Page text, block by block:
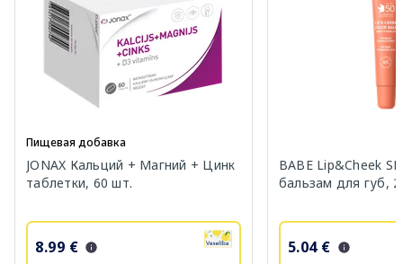
Пищевая добавка
JONAX Кальций + Магний + Цинк
таблетки, 60 шт.
8.99 €
BABE Lip&Cheek
бальзам для губ,
5.04 €